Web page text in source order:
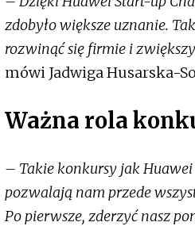
zdobyło większe uznanie.
rozwinąć się firmie i
mówi Jadwiga Husarska-
Ważna rola
– Takie konkursy jak
pozwalają nam przede
Po pierwsze, zderzyć nasz